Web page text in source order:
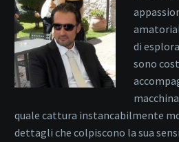
di
sono
quale cattura instancabilmente
dettagli che colpiscono la sua